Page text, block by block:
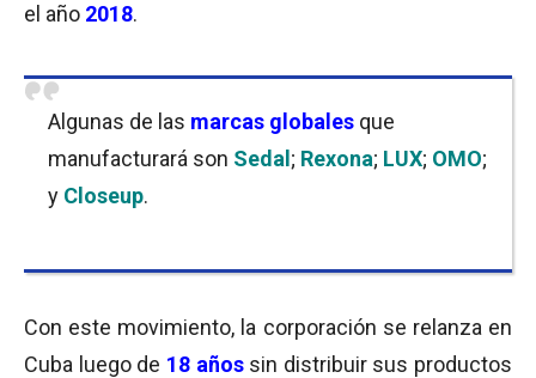
el año 2018.
Algunas de las marcas globales que
manufacturará son Sedal ; Rexona; LUX; OMO;
y Closeup.
Con este movimiento, la corporación se relanza en
Cuba luego de 18 añossin distribuir sus productos